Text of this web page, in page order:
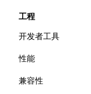
弹性布局
网格布局
相对布局
交叉观察器
首帧直出
多主题
文字排版
国际化
工程
开发者工具
面板
Elements
Trace
性能
分析性能
兼容性